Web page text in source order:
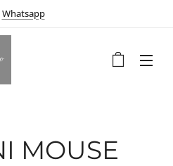
Whatsapp
MOUSE